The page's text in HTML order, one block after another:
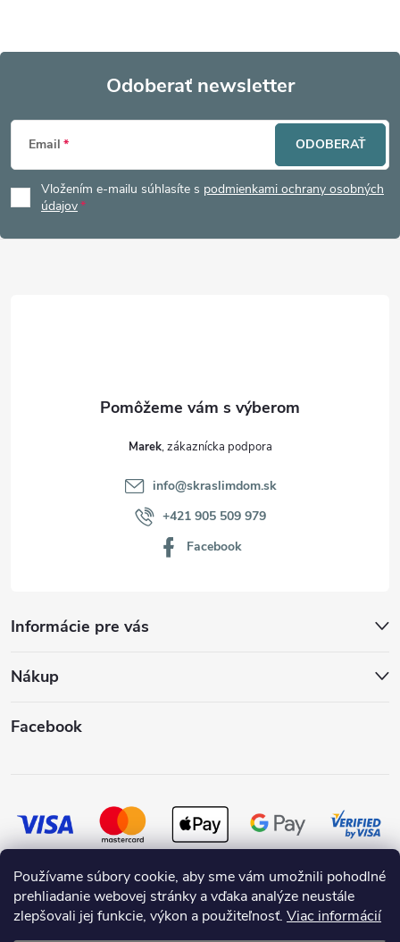
Používame súbory cookie, aby sme vám umožnili pohodlné
prehliadanie webovej stránky a vďaka analýze neustále
zlepšovali jej funkcie, výkon a použiteľnosť. Viac informácií
Z
á
p
Odoberať newsletter
Email
Vložením e-mailu súhlasíte s podmienkami ochrany osobných
údajov
ODOBERAŤ
Informácie pre vás
Nákup
Marek
info@skraslimdom.sk
+421 905 509 979
Facebook
Facebook